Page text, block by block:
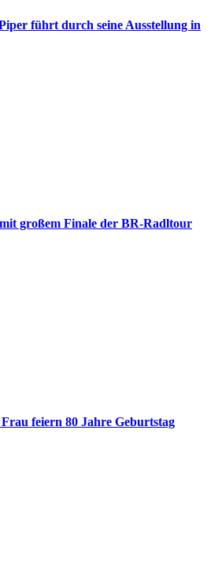
führt durch seine Ausstellung in
großem Finale der BR-Radltour
feiern 80 Jahre Geburtstag